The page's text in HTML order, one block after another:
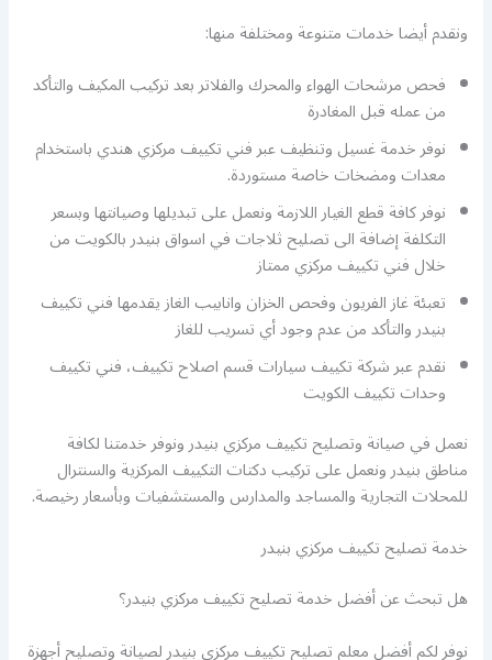
ونقدم أيضا خدمات متنوعة ومختلفة منها:
فحص مرشحات الهواء والمحرك والفلاتر بعد تركيب المكيف والتأكد
من عمله قبل المغادرة
نوفر خدمة غسيل وتنظيف عبر فني تكييف مركزي هندي باستخدام
معدات ومضخات خاصة مستوردة.
نوفر كافة قطع الغيار اللازمة ونعمل على تبديلها وصيانتها وبسعر
التكلفة إضافة الى تصليح ثلاجات في اسواق بنيدر بالكويت من
خلال فني تكييف مركزي ممتاز
تعبئة غاز الفريون وفحص الخزان وانابيب الغاز يقدمها فني تكييف
بنيدر والتأكد من عدم وجود أي تسريب للغاز
نقدم عبر شركة تكييف سيارات قسم اصلاح تكييف، فني تكييف
وحدات تكييف الكويت
نعمل في صيانة وتصليح تكييف مركزي بنيدر ونوفر خدمتنا لكافة
مناطق بنيدر ونعمل على تركيب دكتات التكييف المركزية والسنترال
للمحلات التجارية والمساجد والمدارس والمستشفيات وبأسعار رخيصة.
خدمة تصليح تكييف مركزي بنيدر
هل تبحث عن أفضل خدمة تصليح تكييف مركزي بنيدر؟
نوفر لكم أفضل معلم تصليح تكييف مركزي بنيدر لصيانة وتصليح أجهزة